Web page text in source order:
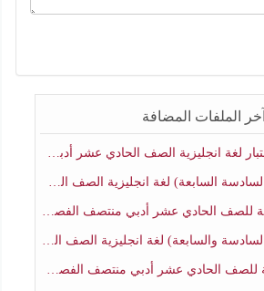
آخر الملفات المضافة
انجليزية الصف الحادي عشر أدبي منتصف الفصل الثاني
لغة انجليزية الصف الحادي عشر أدبي منتصف الفصل الثاني
للصف الحادي عشر أدبي منتصف الفصل الثاني
لغة انجليزية الصف الحادي عشر أدبي الفصل الثاني
للصف الحادي عشر أدبي منتصف الفصل الثاني